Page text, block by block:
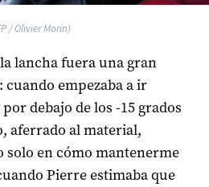
/ Olivier Morin)
lancha fuera una gran
empezaba a ir
debajo de los -15 grados
aferrado al material,
en cómo mantenerme
Pierre estimaba que